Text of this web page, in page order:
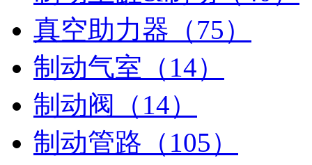
真空助力器（75）
制动气室（14）
制动阀（14）
制动管路（105）